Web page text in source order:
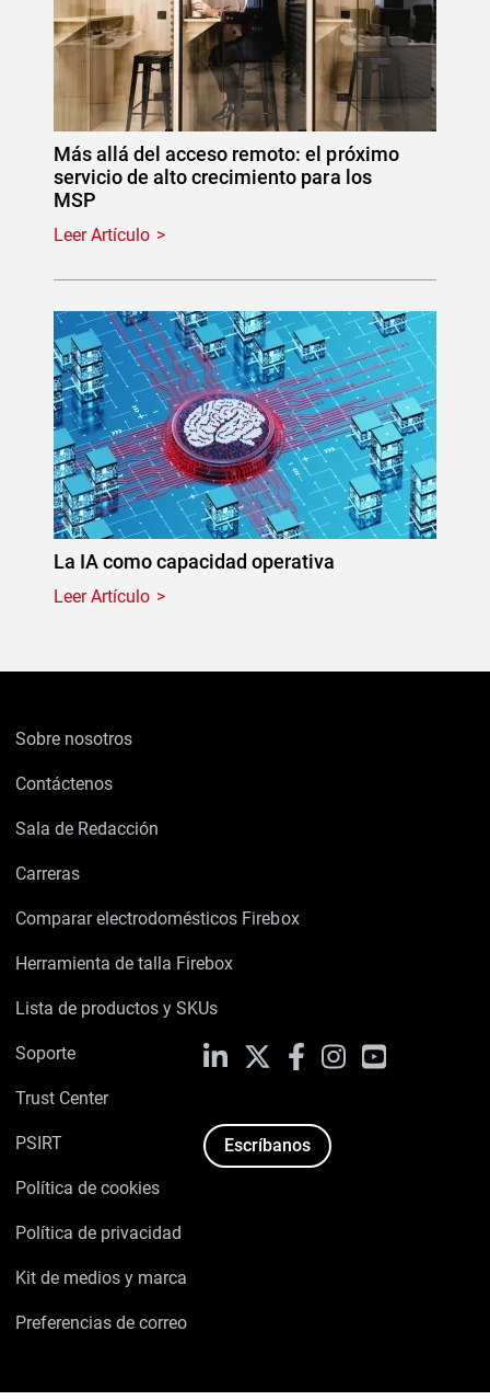
Más allá del acceso remoto: el próximo
servicio de alto crecimiento para los
MSP
Leer Artículo
La IA como capacidad operativa
Leer Artículo
Sobre nosotros
Contáctenos
Sala de Redacción
Carreras
Comparar electrodomésticos Firebox
Herramienta de talla Firebox
Lista de productos y SKUs
Soporte
Trust Center
PSIRT
Política de cookies
Política de privacidad
Kit de medios y marca
Preferencias de correo
LinkedIn FacebookInstagramYouTube
Escríbanos